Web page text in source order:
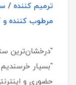
ترمیم کننده /
مرطوب کننده
"درخشان‌ترین
"بسیار
حضوری و